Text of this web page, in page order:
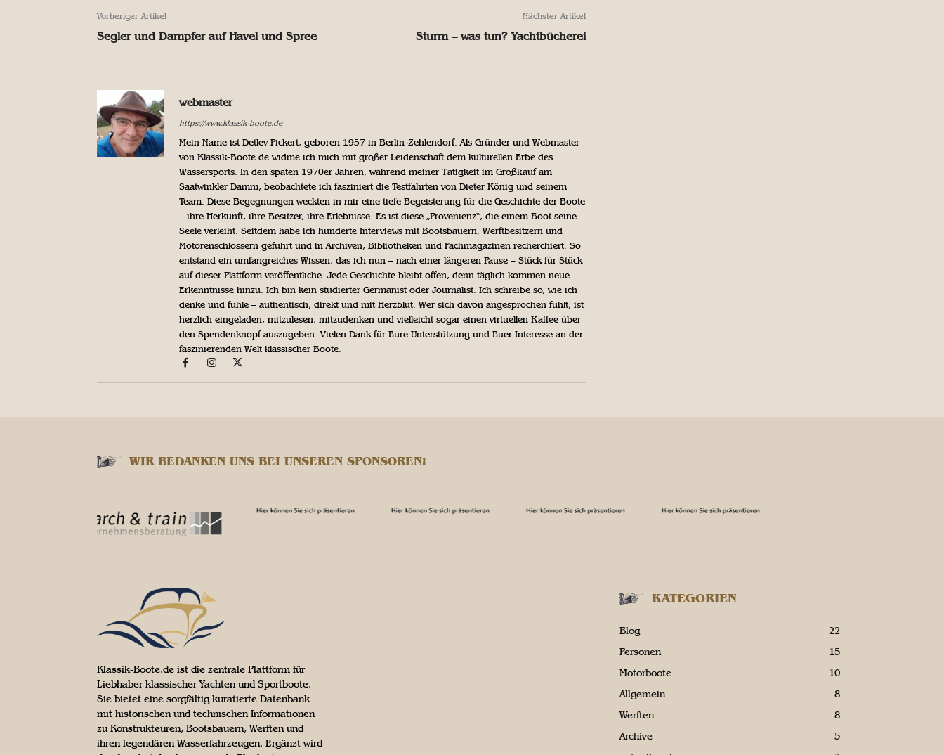
Vorheriger Artikel
Segler und Dampfer auf Havel und Spree
Nächster Artikel
Sturm – was tun? Yachtbücherei
webmaster
https://www.klassik-boote.de
Mein Name ist Detlev Pickert, geboren 1957 in Berlin-Zehlendorf. Als Gründer und Webmaster
von Klassik-Boote.de widme ich mich mit großer Leidenschaft dem kulturellen Erbe des
Wassersports. In den späten 1970er Jahren, während meiner Tätigkeit im Großkauf am
Saatwinkler Damm, beobachtete ich fasziniert die Testfahrten von Dieter König und seinem
Team. Diese Begegnungen weckten in mir eine tiefe Begeisterung für die Geschichte der Boote
– ihre Herkunft, ihre Besitzer, ihre Erlebnisse. Es ist diese „Provenienz“, die einem Boot seine
Seele verleiht. Seitdem habe ich hunderte Interviews mit Bootsbauern, Werftbesitzern und
Motorenschlossern geführt und in Archiven, Bibliotheken und Fachmagazinen recherchiert. So
entstand ein umfangreiches Wissen, das ich nun – nach einer längeren Pause – Stück für Stück
auf dieser Plattform veröffentliche. Jede Geschichte bleibt offen, denn täglich kommen neue
Erkenntnisse hinzu. Ich bin kein studierter Germanist oder Journalist. Ich schreibe so, wie ich
denke und fühle – authentisch, direkt und mit Herzblut. Wer sich davon angesprochen fühlt, ist
herzlich eingeladen, mitzulesen, mitzudenken und vielleicht sogar einen virtuellen Kaffee über
den Spendenknopf auszugeben. Vielen Dank für Eure Unterstützung und Euer Interesse an der
faszinierenden Welt klassischer Boote.
WIR BEDANKEN UNS BEI UNSEREN SPONSOREN!
Klassik-Boote.de ist die zentrale Plattform für
Liebhaber klassischer Yachten und Sportboote.
Sie bietet eine sorgfältig kuratierte Datenbank
mit historischen und technischen Informationen
zu Konstrukteuren, Bootsbauern, Werften und
ihren legendären Wasserfahrzeugen. Ergänzt wird
KATEGORIEN
Blog
22
Personen
15
Motorboote
10
Allgemein
8
Werften
8
Archive
5